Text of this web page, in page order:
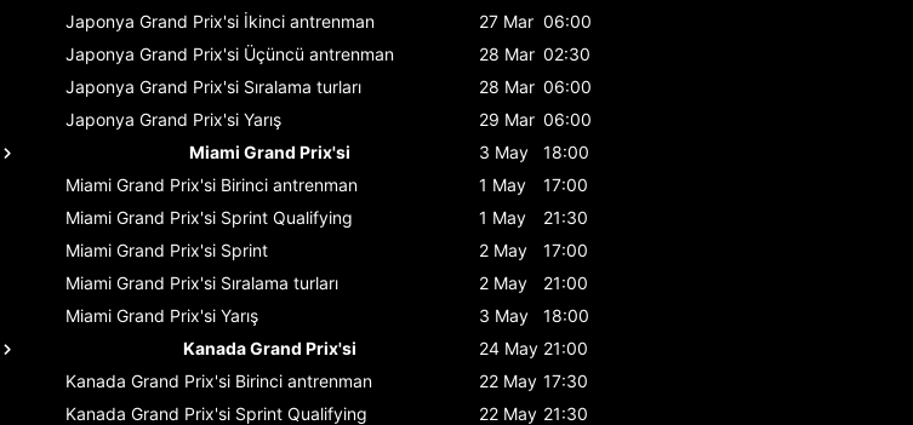
Japonya Grand Prix'si İkinci antrenman 27 Mar 06:00
Japonya Grand Prix'si Üçüncü antrenman 28 Mar 02:30
Japonya Grand Prix'si Sıralama turları 28 Mar 06:00
Japonya Grand Prix'si Yarış 29 Mar 06:00
Miami Grand Prix'si
3 May
18:00
Miami Grand Prix'si Birinci antrenman 1 May
17:00
Miami Grand Prix'si Sprint Qualifying 1 May
21:30
Miami Grand Prix'si Sprint 2 May
17:00
Miami Grand Prix'si Sıralama turları 2 May
21:00
Miami Grand Prix'si Yarış 3 May
18:00
Kanada Grand Prix'si
24 May 21:00
Kanada Grand Prix'si Birinci antrenman 22 May 17:30
Kanada Grand Prix'si Sprint Qualifying 22 May 21:30